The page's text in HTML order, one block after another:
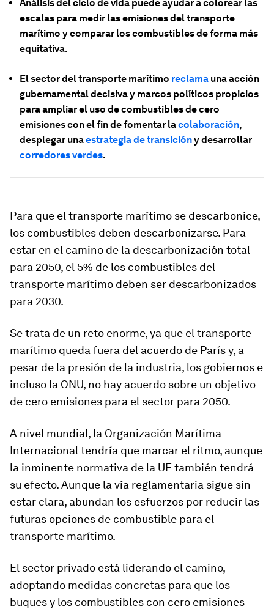
Análisis del ciclo de vida puede ayudar a colorear las
escalas para medir las emisiones del transporte
marítimo y comparar los combustibles de forma más
equitativa.
El sector del transporte marítimo reclama una acción
gubernamental decisiva y marcos políticos propicios
para ampliar el uso de combustibles de cero
emisiones con el fin de fomentar lacolaboración,
desplegar unaestrategia de transicióny desarrollar
corredores verdes.
Para que el transporte marítimo se descarbonice,
los combustibles deben descarbonizarse. Para
estar en el camino de la descarbonización total
para 2050, el 5% de los combustibles del
transporte marítimo deben ser descarbonizados
para 2030.
Se trata de un reto enorme, ya que el transporte
marítimo queda fuera del acuerdo de París y, a
pesar de la presión de la industria, los gobiernos e
incluso la ONU, no hay acuerdo sobre un objetivo
de cero emisiones para el sector para 2050.
A nivel mundial, la Organización Marítima
Internacional tendría que marcar el ritmo, aunque
la inminente normativa de la UE también tendrá
su efecto. Aunque la vía reglamentaria sigue sin
estar clara, abundan los esfuerzos por reducir las
futuras opciones de combustible para el
transporte marítimo.
El sector privado está liderando el camino,
adoptando medidas concretas para que los
buques y los combustibles con cero emisiones